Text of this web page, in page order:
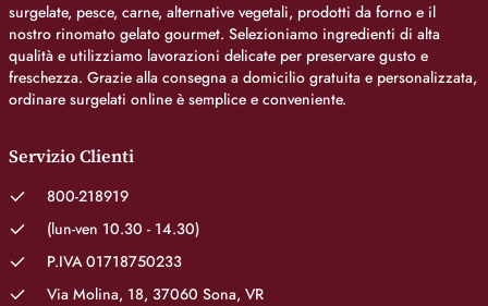
surgelate, pesce, carne, alternative vegetali, prodotti da forno e il
nostro rinomato gelato gourmet. Selezioniamo ingredienti di alta
qualità e utilizziamo lavorazioni delicate per preservare gusto e
freschezza. Grazie alla consegna a domicilio gratuita e personalizzata,
ordinare surgelati online è semplice e conveniente.
Servizio Clienti
800-218919
(lun-ven 10.30 - 14.30)
P.IVA 01718750233
Via Molina, 18, 37060 Sona, VR